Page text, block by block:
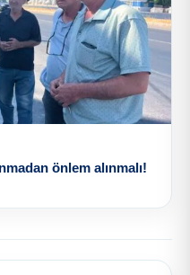
önlem alınmalı!